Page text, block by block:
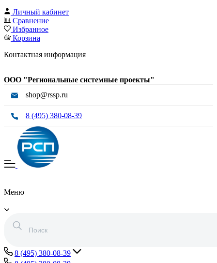
Личный кабинет
Сравнение
Избранное
Корзина
Контактная информация
ООО "Региональные системные проекты"
shop@rssp.ru
8 (495) 380-08-39
Меню
8 (495) 380-08-39